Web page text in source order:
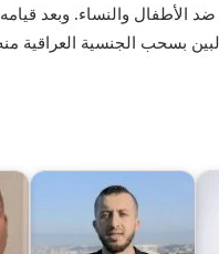
ضد الأطفال والنساء. وبعد
بسحب الجنسية العراقية